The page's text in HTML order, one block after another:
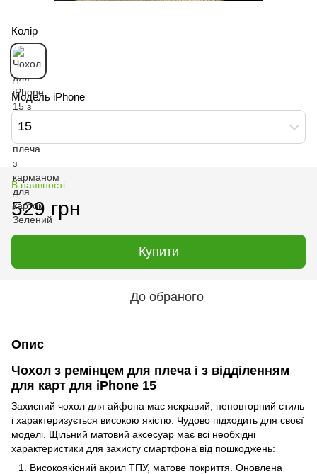
Колір
Модель iPhone
15
В наявності
529 грн
Купити
До обраного
Опис
Чохол з ремінцем для плеча і з відділенням
для карт для iPhone 15
Захисний чохол для айфона має яскравий, неповторний стиль
і характеризується високою якістю. Чудово підходить для своєї
моделі. Щільний матовий аксесуар має всі необхідні
характеристики для захисту смартфона від пошкоджень:
Високоякісний акрил ТПУ, матове покриття. Оновлена